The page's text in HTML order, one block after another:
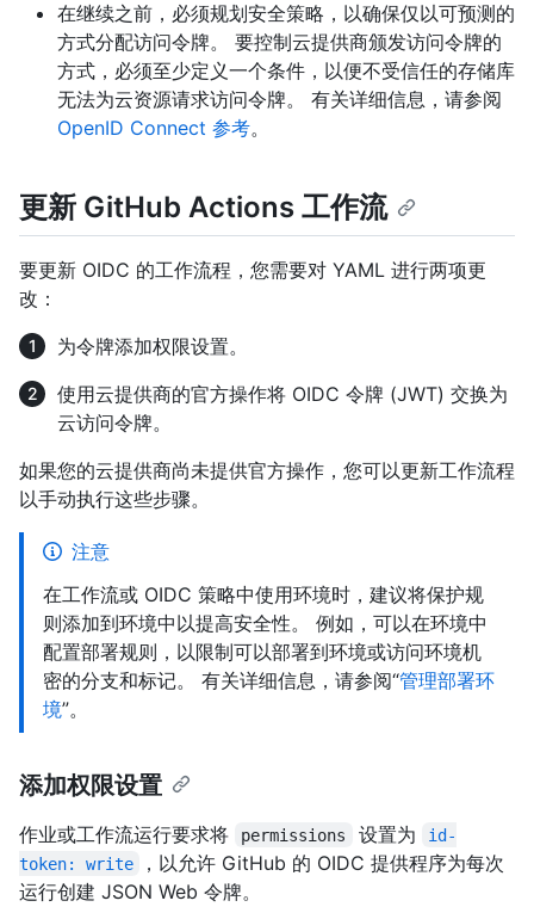
在继续之前，必须规划安全策略，以确保仅以可预测的
方式分配访问令牌。 要控制云提供商颁发访问令牌的
方式，必须至少定义一个条件，以便不受信任的存储库
无法为云资源请求访问令牌。 有关详细信息，请参阅
OpenID Connect 参考。
更新 GitHub Actions 工作流
要更新 OIDC 的工作流程，您需要对 YAML 进行两项更
改：
为令牌添加权限设置。
使用云提供商的官方操作将 OIDC 令牌 (JWT) 交换为
云访问令牌。
如果您的云提供商尚未提供官方操作，您可以更新工作流程
以手动执行这些步骤。
注意
在工作流或 OIDC 策略中使用环境时，建议将保护规
则添加到环境中以提高安全性。 例如，可以在环境中
配置部署规则，以限制可以部署到环境或访问环境机
密的分支和标记。 有关详细信息，请参阅“管理部署环
境”。
添加权限设置
作业或工作流运行要求将 permissions 设置为
id-
token: write
，以允许 GitHub 的 OIDC 提供程序为每次
运行创建 JSON Web 令牌。